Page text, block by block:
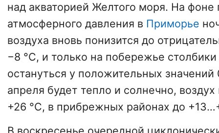
над акваторией Желтого моря. На
атмосферного давления в Приморье
воздуха вновь понизится до
−8 °C, и только на побережье
остануться у положительных
апреля будет тепло и солнечно,
+26 °C, в прибрежных районах до